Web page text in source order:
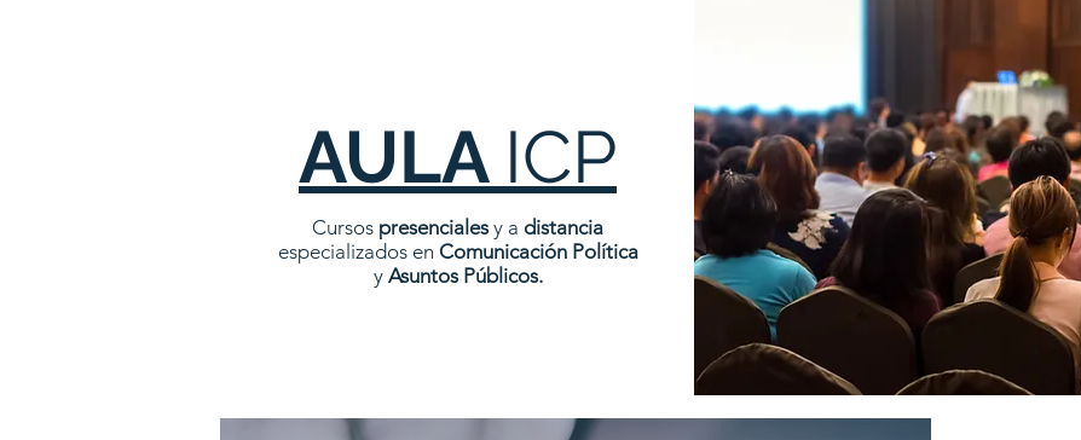
AULA ICP
Cursos presencialesy a distancia
especializados en Comunicación Política
y Asuntos Públicos.